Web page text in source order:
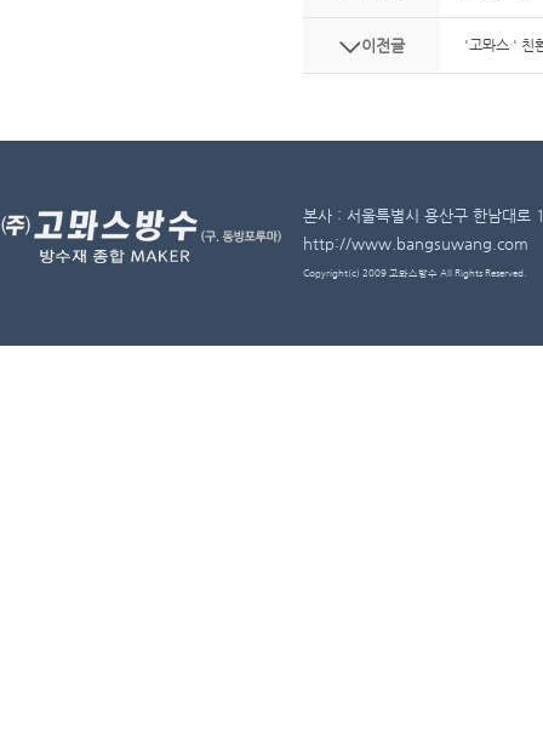
이전글 '고뫄스 ' 친
본사 : 서울특별시 용산구 한남대
http://www.bangsuwang.com
Copyright(c) 2009 고뫄스방수 All Rights Reserved.